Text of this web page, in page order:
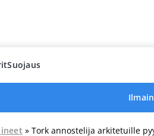
Suojaus
» Tork annostelija arkitetuille